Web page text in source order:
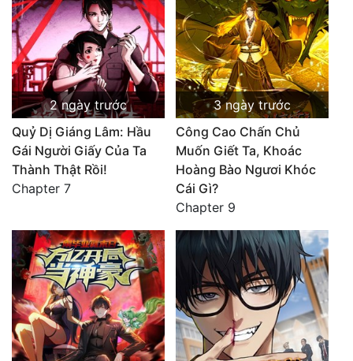
2 ngày trước
Quỷ Dị Giáng Lâm: Hầu
Gái Người Giấy Của Ta
Thành Thật Rồi!
Chapter 7
3 ngày trước
Công Cao Chấn Chủ
Muốn Giết Ta, Khoác
Hoàng Bào Ngươi Khóc
Cái Gì?
Chapter 9